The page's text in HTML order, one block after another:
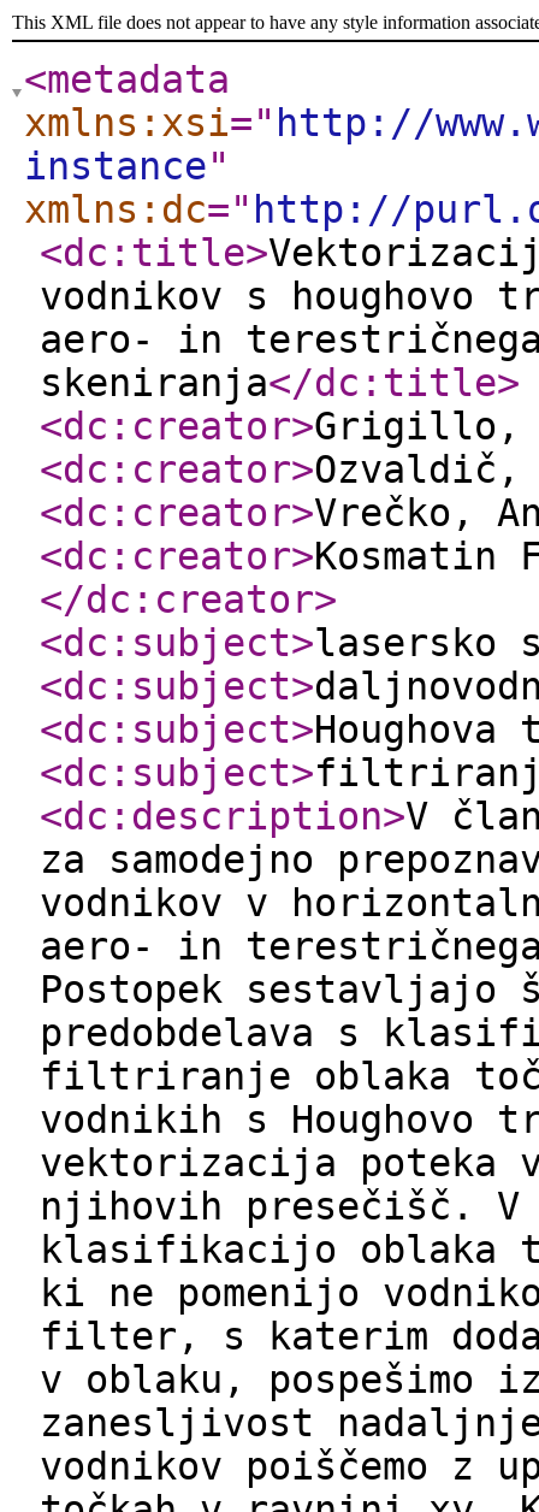
This XML file does not appear to have any style information
<metadata
xmlns:xsi=" http://
instance"
xmlns:dc=" http://
<dc:title>
vodnikov s houghovo
aero- in
skeniranja</dc:title>
<dc:creator>Grigillo,
<dc:creator>Ozvaldič,
<dc:creator>Vrečko,
<dc:creator>Kosmatin
</dc:creator>
<dc:subject>lasersko
<dc:subject>
<dc:subject>
<dc:subject>
<dc:description>V
za samodejno
vodnikov v
aero- in
Postopek
predobdelava s
filtriranje oblaka
vodnikih s Houghovo
vektorizacija poteka
njihovih presečišč. V
klasifikacijo oblaka
ki ne pomenijo
filter, s katerim
v oblaku, pospešimo
zanesljivost nadaljnje
vodnikov poiščemo z